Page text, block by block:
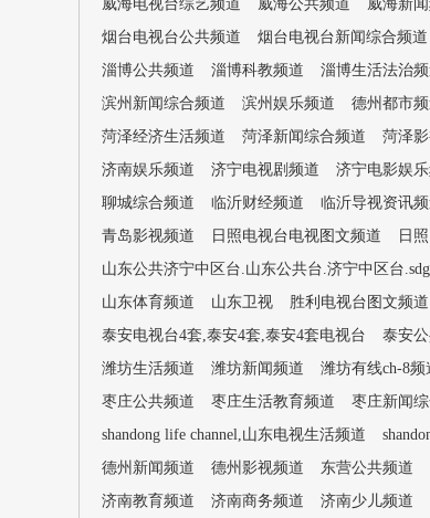
威海电视台综艺频道
威海公共频道 威海新
烟台电视台公共频道
烟台电视台新闻综合频道
淄博公共频道
淄博科教频道 淄博生活法治
滨州新闻综合频道
滨州娱乐频道 德州都市
菏泽经济生活频道
菏泽新闻综合频道 菏泽
济南娱乐频道
济宁电视剧频道 济宁电影娱
聊城综合频道
临沂财经频道 临沂导视资讯
青岛影视频道
日照电视台电视图文频道 日
山东公共济宁中区台.山东公共台.济宁中区台
山东体育频道
山东卫视 胜利电视台图文频道
泰安电视台4套,泰安4套,泰安4套电视台
泰安
潍坊生活频道
潍坊新闻频道 潍坊有线ch-8频
枣庄公共频道
枣庄生活教育频道 枣庄新闻
shandong life channel,山东电视生活频道
德州新闻频道
德州影视频道 东营公共频道
济南教育频道
济南商务频道 济南少儿频道